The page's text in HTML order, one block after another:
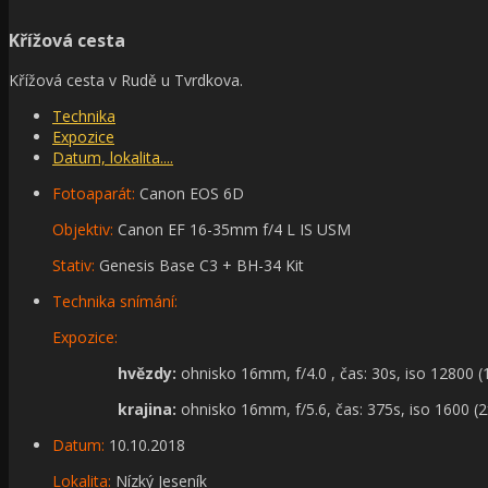
Křížová cesta
Křížová cesta v Rudě u Tvrdkova.
Technika
Expozice
Datum, lokalita....
Fotoaparát: Canon EOS 6D
Objektiv: Canon EF 16-35mm f/4 L IS USM
Stativ: Genesis Base C3 + BH-34 Kit
Technika snímání:
Expozice:
hvězdy: ohnisko 16mm, f/4.0 , čas: 30s, iso 12800
krajina: ohnisko 16mm, f/5.6, čas: 375s, iso 1600
Datum: 10.10.2018
Lokalita: Nízký Jeseník